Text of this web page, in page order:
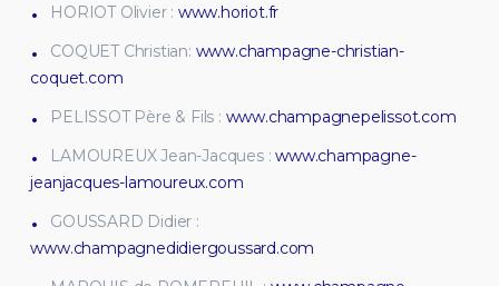
HORIOT Olivier : www.horiot.fr
COQUET Christian: www.champagne-christian-
coquet.com
PELISSOT Père & Fils : www.champagnepelissot.com
LAMOUREUX Jean-Jacques :www.champagne-
jeanjacques-lamoureux.com
GOUSSARD Didier :
www.champagnedidiergoussard.com